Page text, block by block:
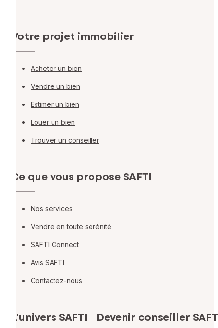
Votre projet immobilier
Acheter un bien
Vendre un bien
Estimer un bien
Louer un bien
Trouver un conseiller
Ce que vous propose SAFTI
Nos services
Vendre en toute sérénité
SAFTI Connect
Avis SAFTI
Contactez-nous
L'univers SAFTI Devenir conseiller